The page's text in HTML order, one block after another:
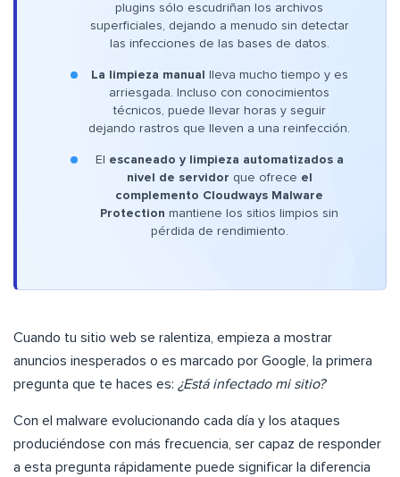
plugins sólo escudriñan los archivos
superficiales, dejando a menudo sin detectar
las infecciones de las bases de datos.
La limpieza manual
lleva mucho tiempo y es
arriesgada. Incluso con conocimientos
técnicos, puede llevar horas y seguir
dejando rastros que lleven a una reinfección.
El
escaneado y limpieza automatizados a
nivel de servidor que ofrece el
complemento Cloudways Malware
Protection mantiene los sitios limpios sin
pérdida de rendimiento.
Cuando tu sitio web se ralentiza, empieza a mostrar
anuncios inesperados o es marcado por Google, la primera
pregunta que te haces es: ¿Está infectado mi sitio?
Con el malware evolucionando cada día y los ataques
produciéndose con más frecuencia, ser capaz de responder
a esta pregunta rápidamente puede significar la diferencia